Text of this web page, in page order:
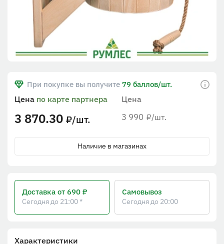
Характеристики
При покупке вы получите 79 баллов/шт.
Цена
3 990 ₽/шт.
Цена по карте партнера
3 870.30 ₽/шт.
Наличие в магазинах
Доставка от 690 ₽
Сегодня до 21:00 *
Самовывоз
Сегодня до 20:00